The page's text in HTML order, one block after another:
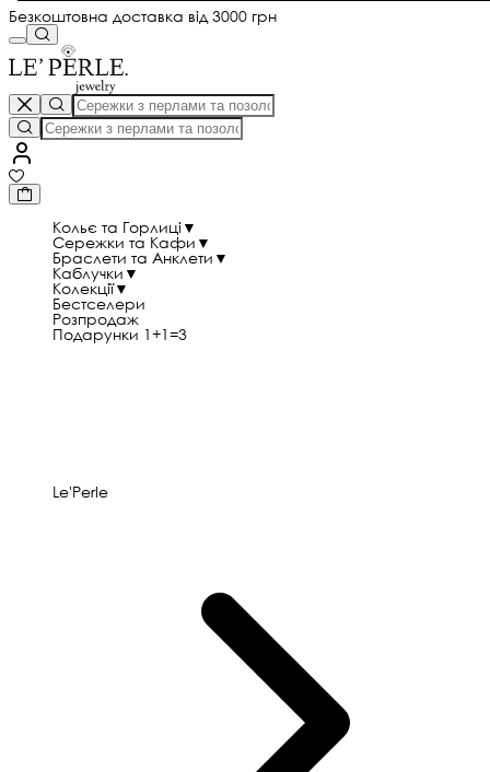
Безкоштовна доставка від 3000 грн
Кольє та Горлиці ▼
Сережки та Кафи ▼
Браслети та Анклети ▼
Каблучки ▼
Колекції▼
Бестселери
Розпродаж
Подарунки 1+1=3
Le'Perle